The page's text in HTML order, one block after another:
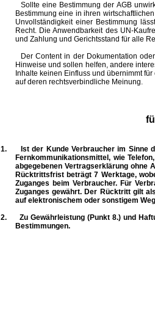
Sollte eine Bestimmung der AGB
Bestimmung eine in ihren
Unvollständigkeit einer Bestimmung
Recht. Die Anwendbarkeit des UN-
und Zahlung und Gerichtsstand für alle
Der Content in der Dokumentation oder
Hinweise und sollen helfen, andere
Inhalte keinen Einfluss und übernimmt
auf deren rechtsverbindliche Meinung.
1.
Ist der Kunde Verbraucher im Sinne
Fernkommunikationsmittel, wie
abgegebenen Vertragserklärung ohne
Rücktrittsfrist beträgt 7 Werktage,
Zuganges beim Verbraucher. Für
Zuganges gewährt. Der Rücktritt gilt
auf elektronischem oder sonstigem
2.
Zu Gewährleistung (Punkt 8.) und
Bestimmungen.